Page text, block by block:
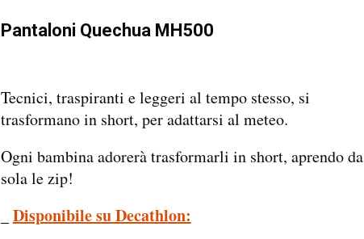
Pantaloni Quechua MH500
Tecnici, traspiranti e leggeri al tempo stesso, si
trasformano in short, per adattarsi al meteo.
Ogni bambina adorerà trasformarli in short, aprendo da
sola le zip!
Disponibile su Decathlon: